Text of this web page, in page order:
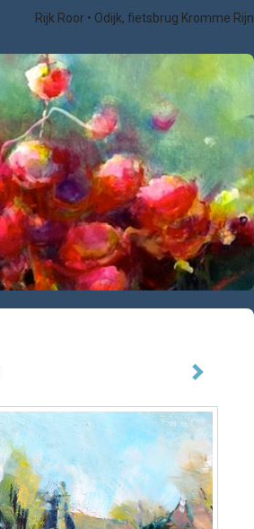
Rijk Roor Odijk, fietsbrug Kromme Rijn